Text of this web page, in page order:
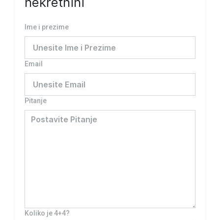
Ime i prezime
Email
Pitanje
Koliko je 4+4?